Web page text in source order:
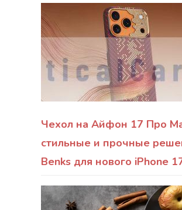
Чехол на Айфон 17 Про
стильные и прочные
Benks для нового iPhone